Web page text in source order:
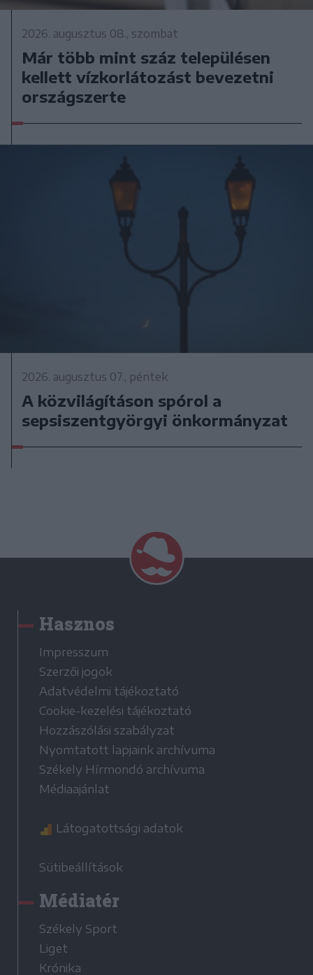
2026. augusztus 08., szombat
Már több mint száz településen
kellett vízkorlátozást bevezetni
országszerte
2026. augusztus 07., péntek
A közvilágításon spórol a
sepsiszentgyörgyi önkormányzat
Hasznos
Impresszum
Szerzői jogok
Adatvédelmi tájékoztató
Cookie-kezelési tájékoztató
Hozzászólási szabályzat
Nyomtatott lapjaink archívuma
Székely Hírmondó archívuma
Médiaajánlat
Látogatottsági adatok
Sütibeállítások
Médiatér
Székely Sport
Liget
Krónika